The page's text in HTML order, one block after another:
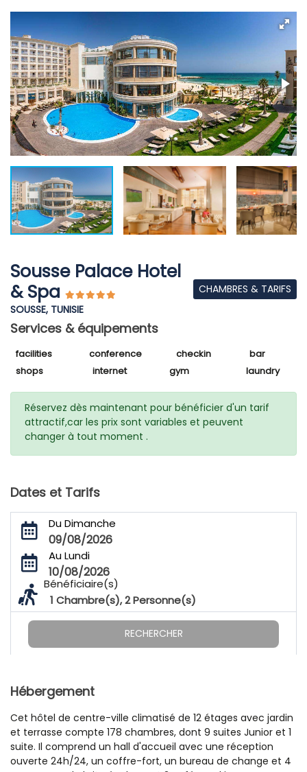
Sousse Palace Hotel
& Spa
SOUSSE, TUNISIE
CHAMBRES & TARIFS
Services & équipements
facilities conference checkin
bar
shops
internet gym laundry
Réservez dès maintenant pour bénéficier d'un tarif
attractif,car les prix sont variables et peuvent
changer à tout moment .
Dates et Tarifs
Du Dimanche
09/08/2026
Au Lundi
10/08/2026
Bénéficiaire(s)
1 Chambre(s),2Personne(s)
RECHERCHER
Hébergement
Cet hôtel de centre-ville climatisé de 12 étages avec jardin
et terrasse compte 178 chambres, dont 9 suites Junior et 1
suite. Il comprend un hall d'accueil avec une réception
ouverte 24h/24, un coffre-fort, un bureau de change et 4